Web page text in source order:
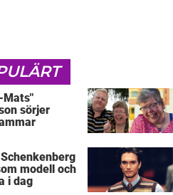
Mats"
sörjer
modell och
i dag